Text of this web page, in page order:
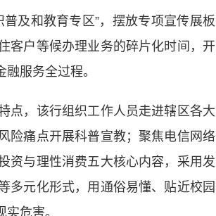
及和教育专区”，摆放专项宣传展板
客户等候办理业务的碎片化时间，开
服务全过程。
，该行组织工作人员走进辖区各大
险痛点开展科普宣教；聚焦电信网络
资与理性消费五大核心内容，采用发
多元化形式，用通俗易懂、贴近校园
危害。